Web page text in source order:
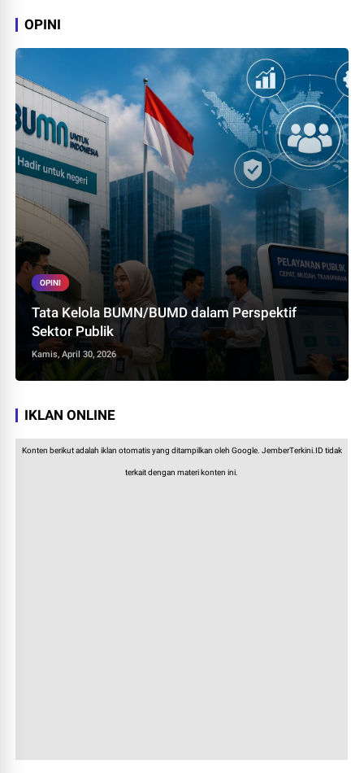
OPINI
OPINI
Tata Kelola BUMN/BUMD dalam Perspektif
Sektor Publik
Kamis, April 30, 2026
IKLAN ONLINE
Konten berikut adalah iklan otomatis yang ditampilkan oleh Google. JemberTerkini.ID tidak
terkait dengan materi konten ini.